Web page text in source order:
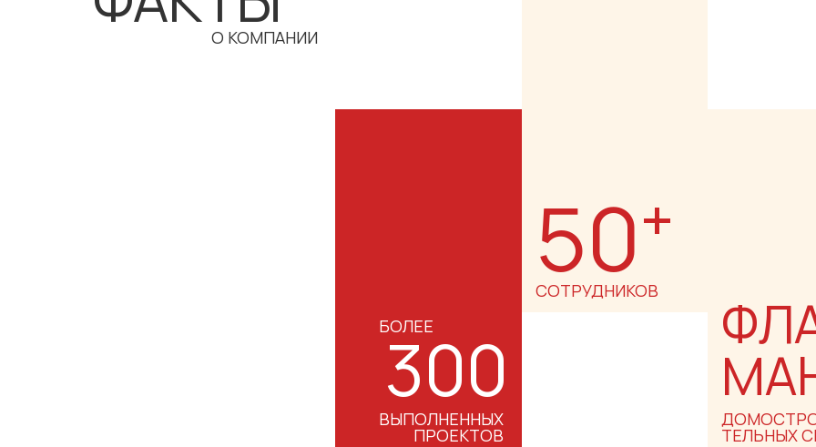
О КОМПАНИИ
БОЛЕЕ
300
ВЫПОЛНЕННЫХ
ПРОЕКТОВ
50+
СОТРУДНИКОВ
ТЕЛЬНЫХ